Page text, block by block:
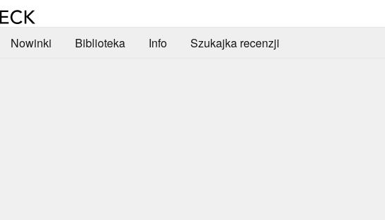
Nowinki Biblioteka Info Szukajka recenzji